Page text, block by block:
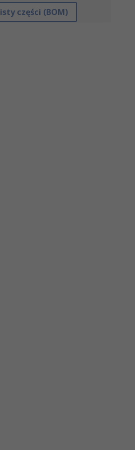
części (BOM)